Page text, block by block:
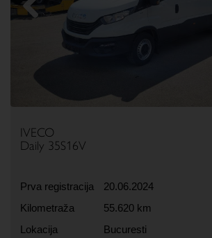
IVECO
Daily 35S16V
Prva registracija
20.06.2024
Kilometraža
55.620 km
Lokacija
Bucuresti